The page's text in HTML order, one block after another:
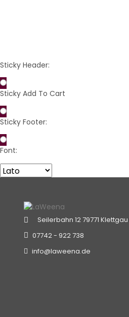
Sticky Header:
Sticky Add To Cart
Sticky Footer:
Font:
Seilerbahn 1279771 Klettgau
07742 - 922 738
info@laweena.de